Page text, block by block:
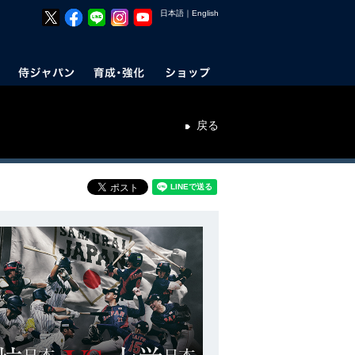
日本語 ｜ English
戻る